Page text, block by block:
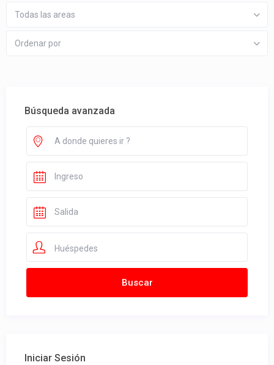
Todas las areas
Ordenar por
Búsqueda avanzada
Huéspedes
Iniciar Sesión